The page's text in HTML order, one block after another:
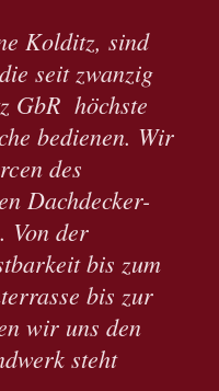
Kolditz, sind
seit zwanzig
GbR höchste
bedienen. Wir
des
Dachdecker-
Von der
bis zum
bis zur
wir uns den
steht